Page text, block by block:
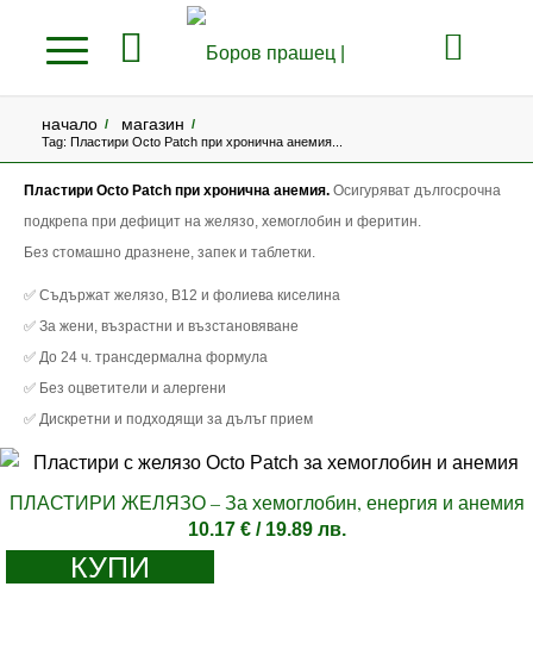
начало / магазин /
Tag: Пластири Оcto Рatch при хронична анемия...
Пластири Octo Patch при хронична анемия. Осигуряват дългосрочна
подкрепа при дефицит на желязо, хемоглобин и феритин.
Без стомашно дразнене, запек и таблетки.
✅ Съдържат желязо, B12 и фолиева киселина
✅ За жени, възрастни и възстановяване
✅ До 24 ч. трансдермална формула
✅ Без оцветители и алергени
✅ Дискретни и подходящи за дълъг прием
ПЛАСТИРИ ЖЕЛЯЗО – За хемоглобин, енергия и анемия
10.17 €/ 19.89 лв.
КУПИ